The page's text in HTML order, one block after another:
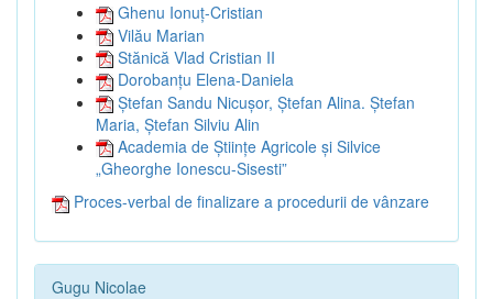
Ghenu Ionuț-Cristian
Vilău Marian
Stănică Vlad Cristian II
Dorobanțu Elena-Daniela
Ștefan Sandu Nicușor, Ștefan Alina. Ștefan
Maria, Ștefan Silviu Alin
Academia de Științe Agricole și Silvice
„Gheorghe Ionescu-Sisesti”
Proces-verbal de finalizare a procedurii de vânzare
Gugu Nicolae